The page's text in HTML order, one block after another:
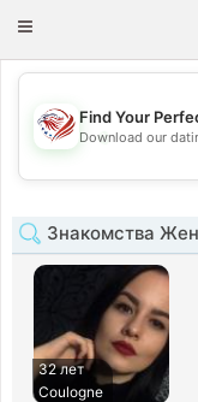
Toggle
💖
Find Your
Download our
Знакомства
32 лет
Coulogne